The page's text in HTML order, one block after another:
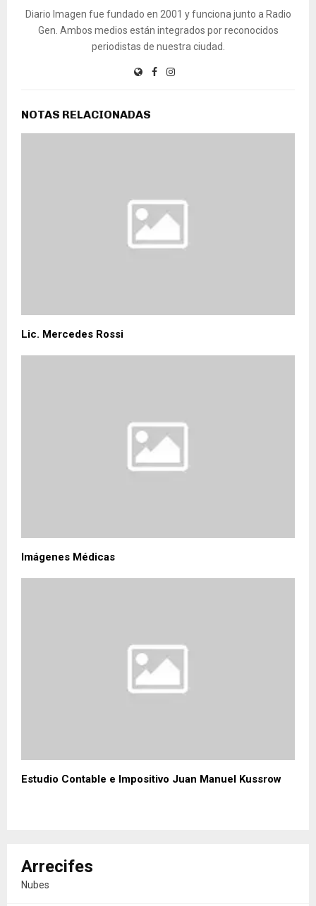
Diario Imagen fue fundado en 2001 y funciona junto a Radio
Gen. Ambos medios están integrados por reconocidos
periodistas de nuestra ciudad.
NOTAS RELACIONADAS
Lic. Mercedes Rossi
Imágenes Médicas
Estudio Contable e Impositivo Juan Manuel Kussrow
Arrecifes
Nubes